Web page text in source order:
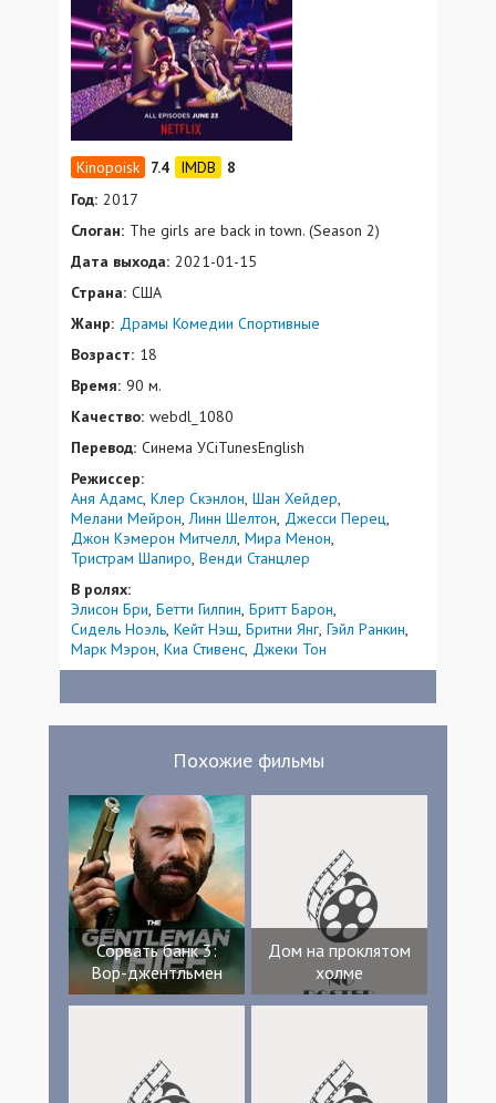
7.4
8
Год: 2017
Слоган: The girls are back in town. (Season 2)
Дата выхода: 2021-01-15
Страна: США
Жанр: Драмы Комедии Спортивные
Возраст: 18
Время: 90 м.
Качество: webdl_1080
Перевод: Синема УСiTunesEnglish
Режиссер:
Аня Адамс Клер Скэнлон Шан Хейдер
Мелани Мейрон Линн Шелтон Джесси Перец
Джон Кэмерон Митчелл Мира Менон
Тристрам Шапиро Венди Станцлер
В ролях:
Элисон Бри Бетти Гилпин Бритт Барон
Сидель Ноэль Кейт Нэш Бритни Янг Гэйл Ранкин
Марк Мэрон Киа Стивенс Джеки Тон
Похожие фильмы
Сорвать банк 3:
Вор-джентльмен
Дом на проклятом
холме